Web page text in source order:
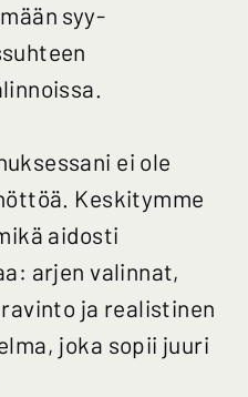
syy-
ei ole
Keskitymme
aidosti
arjen valinnat,
ja realistinen
joka sopii juuri